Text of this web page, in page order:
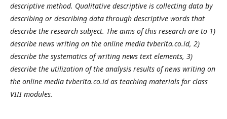
descriptive method. Qualitative descriptive is collecting data by
describing or describing data through descriptive words that
describe the research subject. The aims of this research are to 1)
describe news writing on the online media tvberita.co.id, 2)
describe the systematics of writing news text elements, 3)
describe the utilization of the analysis results of news writing on
the online media tvberita.co.id as teaching materials for class
VIII modules.